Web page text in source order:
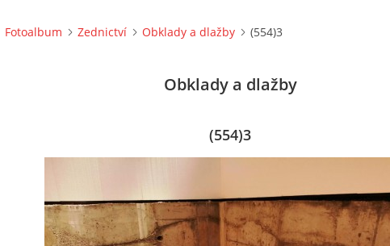
Fotoalbum Zednictví Obklady a dlažby (554)3
Obklady a dlažby
(554)3